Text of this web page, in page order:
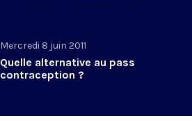
Mercredi 8 juin 2011
Quelle alternative au pass
contraception ?